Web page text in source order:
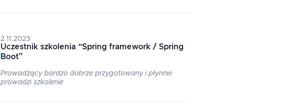
2.11.2023
Uczestnik szkolenia “Spring framework / Spring
Boot”
Prowadzący bardzo dobrze przygotowany i płynnie
prowadzi szkolenie